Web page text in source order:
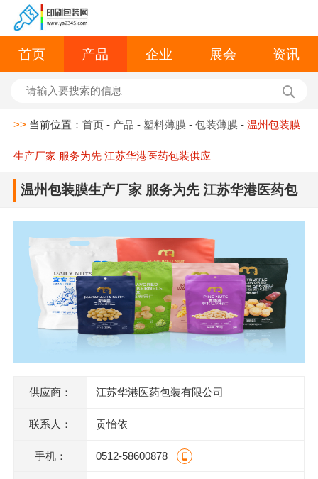
首页 产品 企业 展会 资讯
>> 当前位置：首页 - 产品 - 塑料薄膜 -包装薄膜 -温州包装膜
生产厂家 服务为先 江苏华港医药包装供应
温州包装膜生产厂家 服务为先 江苏华港医药包
供应商： 江苏华港医药包装有限公司
联系人： 贡怡依
手机： 0512-58600878